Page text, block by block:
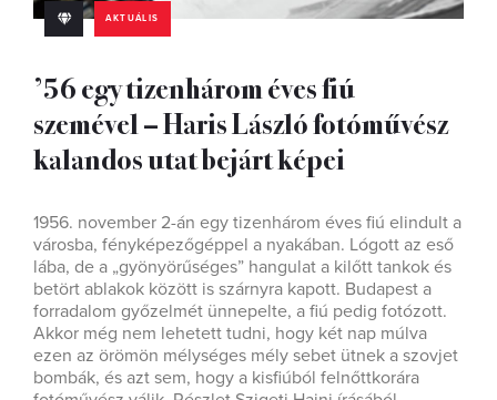
AKTUÁLIS
’56 egy tizenhárom éves fiú
szemével – Haris László fotóművész
kalandos utat bejárt képei
1956. november 2-án egy tizenhárom éves fiú elindult a
városba, fényképezőgéppel a nyakában. Lógott az eső
lába, de a „gyönyörűséges” hangulat a kilőtt tankok és
betört ablakok között is szárnyra kapott. Budapest a
forradalom győzelmét ünnepelte, a fiú pedig fotózott.
Akkor még nem lehetett tudni, hogy két nap múlva
ezen az örömön mélységes mély sebet ütnek a szovjet
bombák, és azt sem, hogy a kisfiúból felnőttkorára